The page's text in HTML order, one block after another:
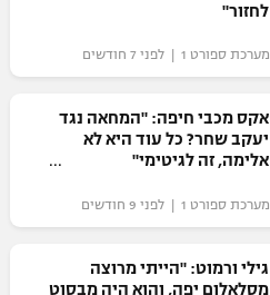
לחזור"
מערכת ספורט 1 | לפני 7 חודשים
אקס מכבי חיפה: "המחאה נגד
יעקב שחר? כל עוד היא לא
אלימה, זה לגיטימי"
מערכת ספורט 1 | לפני 9 חודשים
גילי ורמוט: "הייתי מרוצה
מסלאלום יפה, והוא היה מבסוט